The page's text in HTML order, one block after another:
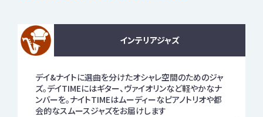
インテリアジャズ
デイ&ナイトに選曲を分けたオシャレ空間のためのジャ
ズ。デイTIMEにはギター、ヴァイオリンなど軽やかなナ
ンバーを。ナイトTIMEはムーディーなピアノトリオや都
会的なスムースジャズをお届けします